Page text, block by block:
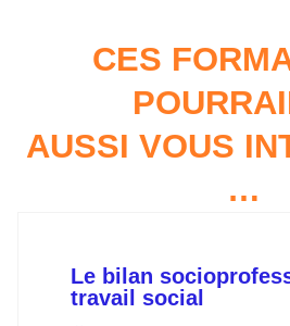
CES
AUSSI VOUS
…
Le bilan
travail social